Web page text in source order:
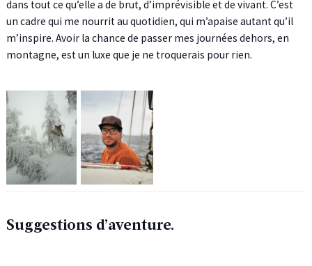
dans tout ce qu’elle a de brut, d’imprévisible et de vivant. C’est
un cadre qui me nourrit au quotidien, qui m’apaise autant qu’il
m’inspire. Avoir la chance de passer mes journées dehors, en
montagne, est un luxe que je ne troquerais pour rien.
Suggestions d’aventure.